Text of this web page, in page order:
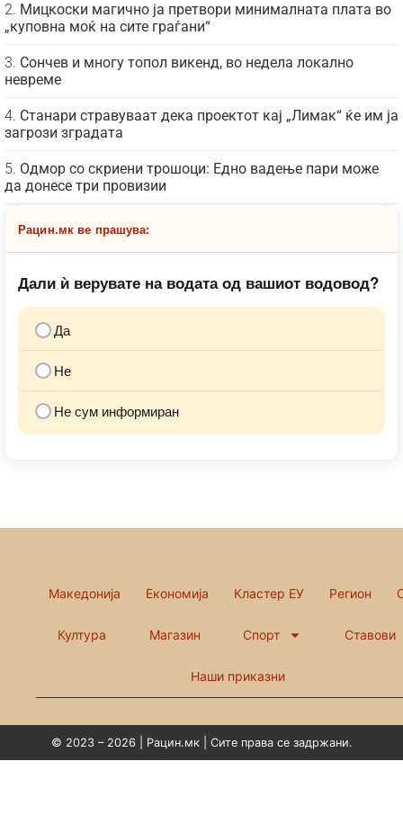
Мицкоски магично ја претвори минималната плата во
„куповна моќ на сите граѓани“
Сончев и многу топол викенд, во недела локално
невреме
Станари стравуваат дека проектот кај „Лимак“ ќе им ја
загрози зградата
Одмор со скриени трошоци: Едно вадење пари може
да донесе три провизии
Рацин.мк ве прашува:
Дали ѝ верувате на водата од вашиот водовод?
Да
Не
Не сум информиран
Македонија Економија Кластер ЕУ Регион
Култура Магазин Спорт Ставови
Наши приказни
© 2023 – 2026 | Рацин.мк | Сите права се задржани.